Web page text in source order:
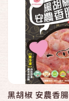
黑胡椒 安農香腸